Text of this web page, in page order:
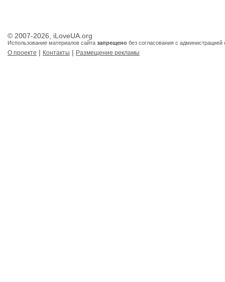
© 2007-2026, iLoveUA.org
Использование материалов сайта запрещено без согласования с администрацией
О проекте | Контакты | Размещение рекламы